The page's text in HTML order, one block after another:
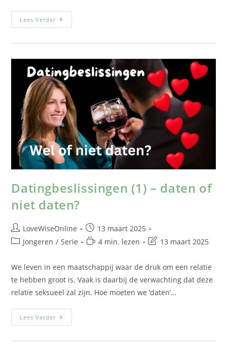
Lees Verder
Datingbeslissingen (1) – daten of
niet daten?
LoveWiseOnline
13 maart 2025
Jongeren / Serie 4 min. lezen 13 maart 2025
We leven in een maatschappij waar de druk om een relatie
te hebben groot is. Vaak is daarbij de verwachting dat deze
relatie seksueel zal zijn. Hoe moeten we ‘daten’…
Lees Verder